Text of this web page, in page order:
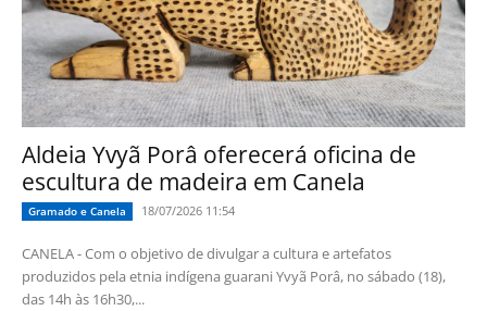
Aldeia Yvyã Porâ oferecerá oficina de
escultura de madeira em Canela
Gramado e Canela 18/07/2026 11:54
CANELA - Com o objetivo de divulgar a cultura e artefatos
produzidos pela etnia indígena guarani Yvyã Porâ, no sábado (18),
das 14h às 16h30,...